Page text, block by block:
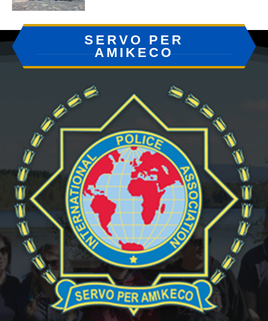
SERVO PER
AMIKECO